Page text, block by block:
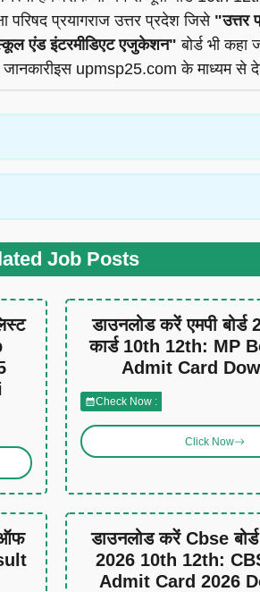
परिषद प्रयागराज उत्तर प्रदेश जिसे "उत्तर
एंड इंटरमीडिएट एजुकेशन" बोर्ड भी कहा
upmsp25.com के माध्यम से
Job Posts
डाउनलोड करें एमपी बोर्ड
कार्ड 10th 12th: MP
Admit Card
Check Now :
Click Now
ऑफ
डाउनलोड करें Cbse बोर्ड
2026 10th 12th:
Admit Card 2026